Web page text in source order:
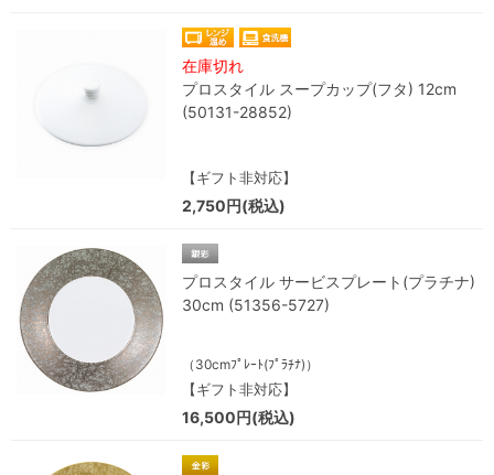
在庫切れ
プロスタイル スープカップ(フタ) 12cm
(50131-28852)
【ギフト非対応】
2,750円(税込)
プロスタイル サービスプレート(プラチナ)
30cm (51356-5727)
（30cmﾌﾟﾚｰﾄ(ﾌﾟﾗﾁﾅ)）
【ギフト非対応】
16,500円(税込)